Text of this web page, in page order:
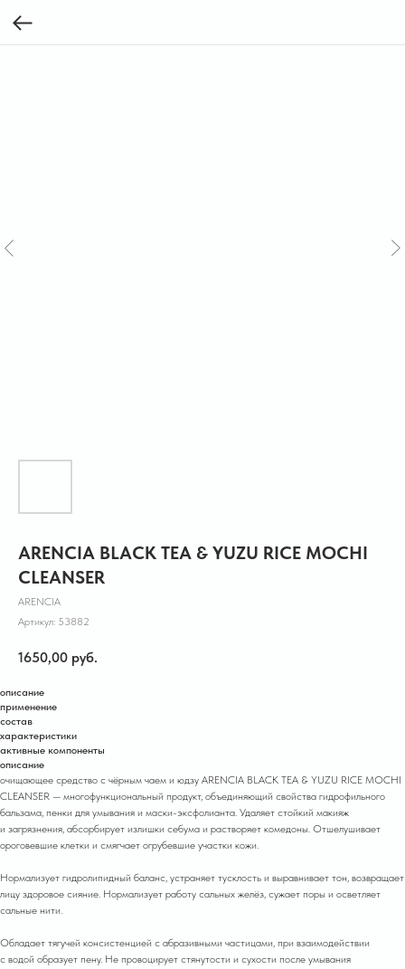
ARENCIA BLACK TEA & YUZU RICE MOCHI
CLEANSER
ARENCIA
Артикул: 53882
1650,00 руб.
описание
применение
состав
характеристики
активные компоненты
описание
очищающее средство с чёрным чаем и юдзу ARENCIA BLACK TEA & YUZU RICE MOCHI
CLEANSER — многофункциональный продукт, объединяющий свойства гидрофильного
бальзама, пенки для умывания и маски-эксфолианта. Удаляет стойкий макияж
и загрязнения, абсорбирует излишки себума и растворяет комедоны. Отшелушивает
ороговевшие клетки и смягчает огрубевшие участки кожи.
Нормализует гидролипидный баланс, устраняет тусклость и выравнивает тон, возвращает
лицу здоровое сияние. Нормализует работу сальных желёз, сужает поры и осветляет
сальные нити.
Обладает тягучей консистенцией с абразивными частицами, при взаимодействии
с водой образует пену. Не провоцирует стянутости и сухости после умывания